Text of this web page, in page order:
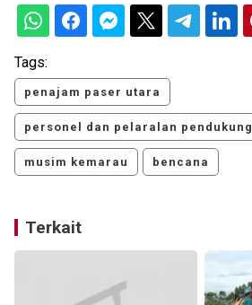
Tags:
penajam paser utara
personel dan pelaralan pendukung
musim kemarau bencana
Terkait